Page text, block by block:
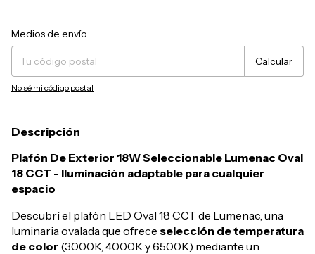
Entregas para el CP:
Medios de envío
Calcular
No sé mi código postal
Descripción
Plafón De Exterior 18W Seleccionable Lumenac Oval
18 CCT - Iluminación adaptable para cualquier
espacio
Descubrí el plafón LED Oval 18 CCT de Lumenac, una
luminaria ovalada que ofrece selección de temperatura
de color (3000K, 4000K y 6500K) mediante un